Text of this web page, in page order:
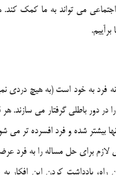
مي تواند به ما كمك كند.
فرد به خود است (به هيچ دردي
در دور باطلي گرفتار مي سازند.
آنها بيشتر شده و فرد افسرده
براي حل مساله را به فرد